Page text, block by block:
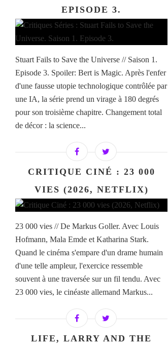
EPISODE 3.
Stuart Fails to Save the Universe // Saison 1.
Episode 3. Spoiler: Bert is Magic. Après l'enfer
d'une fausse utopie technologique contrôlée par
une IA, la série prend un virage à 180 degrés
pour son troisième chapitre. Changement total
de décor : la science...
CRITIQUE CINÉ : 23 000
VIES (2026, NETFLIX)
23 000 vies // De Markus Goller. Avec Louis
Hofmann, Mala Emde et Katharina Stark.
Quand le cinéma s'empare d'un drame humain
d'une telle ampleur, l'exercice ressemble
souvent à une traversée sur un fil tendu. Avec
23 000 vies, le cinéaste allemand Markus...
LIFE, LARRY AND THE